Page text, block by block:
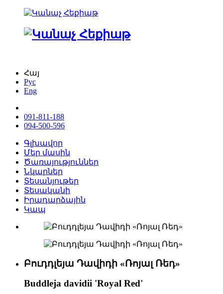
Հայ
Рус
Eng
091-811-188
094-500-596
Գլխավոր
Մեր մասին
Ծառայություններ
Նկարներ
Տեսանյութեր
Տեսականի
Իրադարձային
Կապ
Բուդդլեյա Դավիդի «Ռոյալ Ռեդ»
Buddleja davidii 'Royal Red'